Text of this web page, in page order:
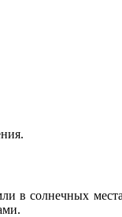
в солнечных